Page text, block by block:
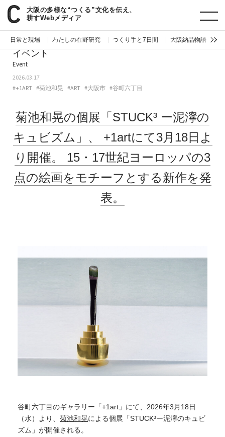
大阪の多様な“つくる”文化を伝え、
耕すWebメディア
日常と現場 わたしの在野研究 つくり手と7日間 大阪納品物語
paperC 今週のイベント
イベント
Event
2026.03.17
#+1ART #菊池和晃 #ART #大阪市 #谷町六丁目
菊池和晃の個展「STUCK³ ー泥濘の
キュビズム」、
+1artにて3月18日よ
り開催。
15・17世紀ヨーロッパの3
点の絵画をモチーフとする新作を発
表。
谷町六丁目のギャラリー「+1art」にて、2026年3月18日
（水）より、 菊池和晃による個展「STUCK³ー泥濘のキュビ
ズム」が開催される。